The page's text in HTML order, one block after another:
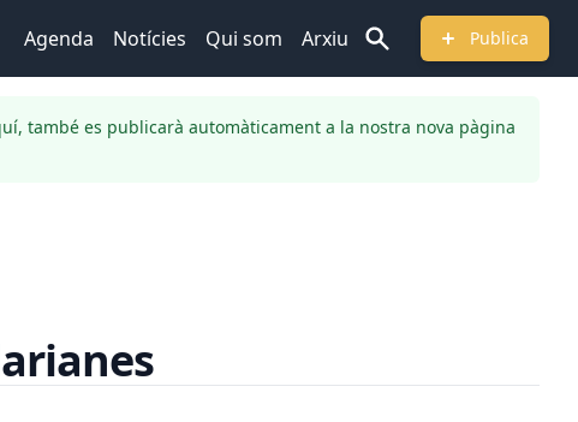
Agenda Notícies Qui som Arxiu Publica
també es publicarà automàticament a la nostra nova pàgina